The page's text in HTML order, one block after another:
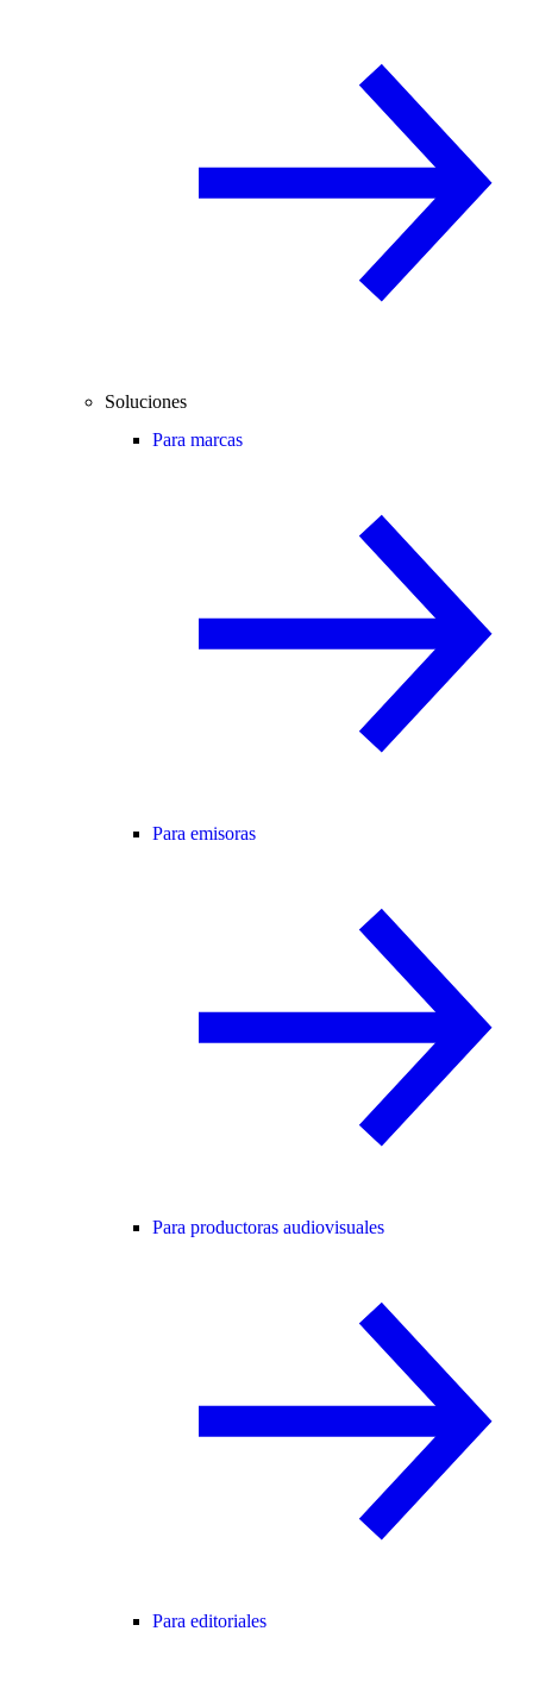
Soluciones
Para marcas
Para emisoras
Para productoras audiovisuales
Para editoriales